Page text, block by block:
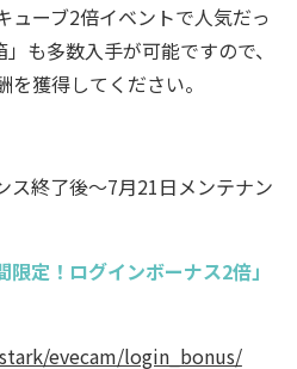
ューブ2倍イベントで人気だっ
も多数入手が可能ですので、
獲得してください。
ス終了後～7月21日メンテナン
定！ログインボーナス2倍」
evecam/login_bonus/